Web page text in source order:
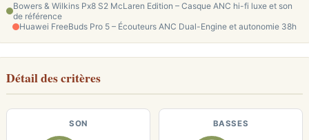
Bowers & Wilkins Px8 S2 McLaren Edition – Casque ANC hi-fi luxe et son
de référence
Huawei FreeBuds Pro 5 – Écouteurs ANC Dual-Engine et autonomie 38h
Détail des critères
SON BASSES